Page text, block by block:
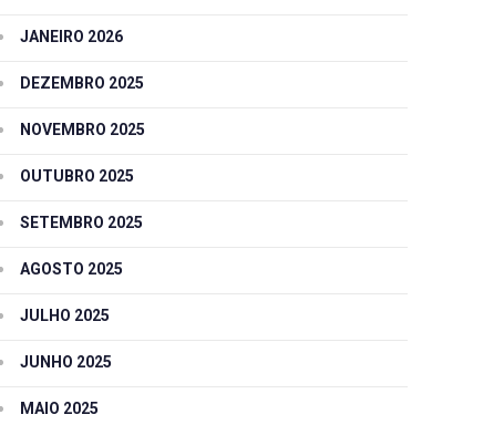
JANEIRO 2026
DEZEMBRO 2025
NOVEMBRO 2025
OUTUBRO 2025
SETEMBRO 2025
AGOSTO 2025
JULHO 2025
JUNHO 2025
MAIO 2025